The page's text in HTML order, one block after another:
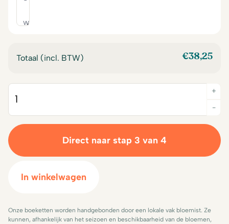
Totaal (incl. BTW) €38,25
-
+
Direct naar stap 3 van 4
In winkelwagen
Onze boeketten worden handgebonden door een lokale vak bloemist. Ze
kunnen, afhankelijk van het seizoen en beschikbaarheid van de bloemen,